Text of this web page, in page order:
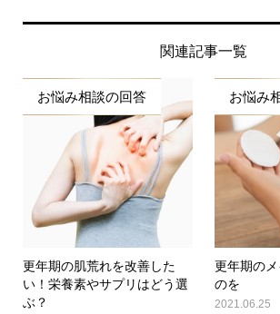
関連記事一覧
お悩み相談の回答
更年期の肌荒れを改善した
い！栄養素やサプリはどう選
ぶ？
お悩み
更年期の
のを
2021.06.25